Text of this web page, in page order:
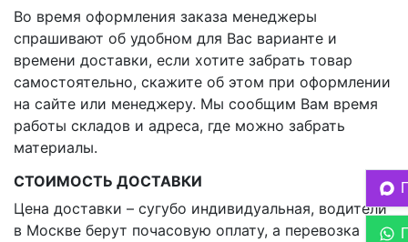
Во время оформления заказа менеджеры
спрашивают об удобном для Вас варианте и
времени доставки, если хотите забрать товар
самостоятельно, скажите об этом при оформлении
на сайте или менеджеру. Мы сообщим Вам время
работы складов и адреса, где можно забрать
материалы.
СТОИМОСТЬ ДОСТАВКИ
Цена доставки – сугубо индивидуальная, водители
в Москве берут почасовую оплату, а перевозка на